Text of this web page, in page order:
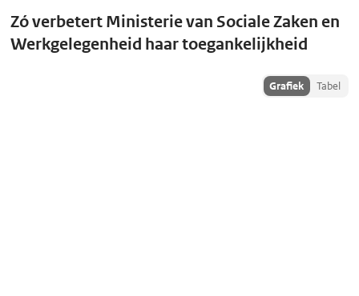
Zó verbetert Ministerie van Sociale Zaken en
Werkgelegenheid haar toegankelijkheid
Toon
Grafiek Tabel